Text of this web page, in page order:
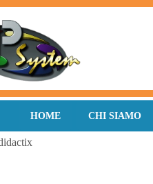
HOME CHI SIAMO